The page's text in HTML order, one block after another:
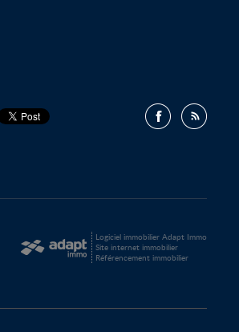
Logiciel immobilier Adapt Immo
Site internet immobilier
Référencement immobilier